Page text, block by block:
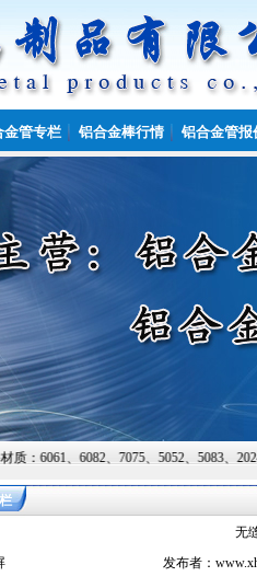
金管专栏 铝合金棒行情 铝合金管报
、6082、7075、5052、5083、2024
无
发布者：